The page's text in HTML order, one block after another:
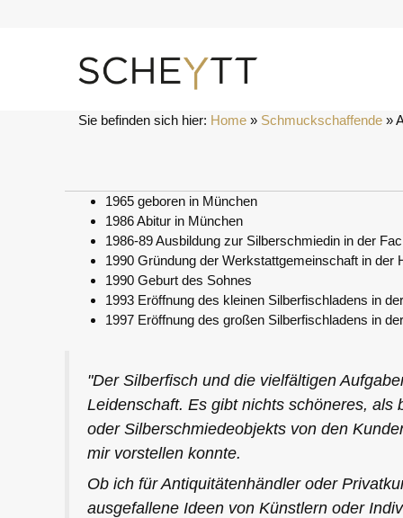
Sie befinden sich hier: Home » Schmuckschaffende »
1965 geboren in München
1986 Abitur in München
1986-89 Ausbildung zur Silberschmiedin in der
1990 Gründung der Werkstattgemeinschaft in der
1990 Geburt des Sohnes
1993 Eröffnung des kleinen Silberfischladens in
1997 Eröffnung des großen Silberfischladens in
"Der Silberfisch und die vielfältigen
Leidenschaft. Es gibt nichts schöneres,
oder Silberschmiedeobjekts von den
mir vorstellen konnte.
Ob ich für Antiquitätenhändler oder
ausgefallene Ideen von Künstlern oder